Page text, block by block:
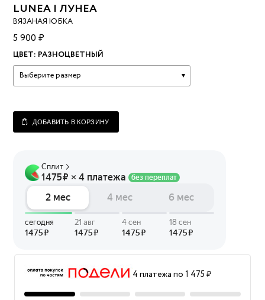
LUNEA | ЛУНЕА
ВЯЗАНАЯ ЮБКА
5 900 ₽
ЦВЕТ: РАЗНОЦВЕТНЫЙ
Выберите размер
ДОБАВИТЬ В КОРЗИНУ
4 платежа по 1 475 ₽